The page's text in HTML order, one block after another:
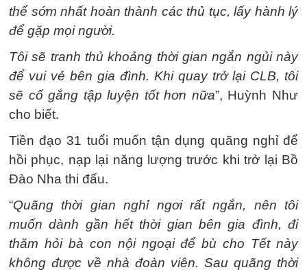
thể sớm nhất hoàn thành các thủ tục, lấy hành lý
để gặp mọi người.
Tôi sẽ tranh thủ khoảng thời gian ngắn ngủi này
để vui vẻ bên gia đình. Khi quay trở lại CLB, tôi
sẽ cố gắng tập luyện tốt hơn nữa”, Huỳnh Như
cho biết.
Tiền đạo 31 tuổi muốn tận dụng quãng nghỉ để
hồi phục, nạp lại năng lượng trước khi trở lại Bồ
Đào Nha thi đấu.
“Quãng thời gian nghỉ ngơi rất ngắn, nên tôi
muốn dành gần hết thời gian bên gia đình, đi
thăm hỏi bà con nội ngoại để bù cho Tết này
không được về nhà đoàn viên. Sau quãng thời